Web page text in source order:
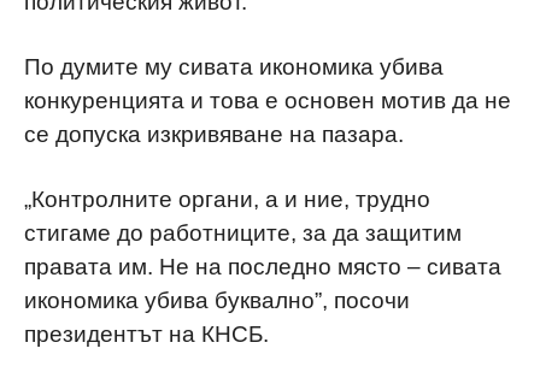
По думите му сивата икономика убива
конкуренцията и това е основен мотив да не
се допуска изкривяване на пазара.
„Контролните органи, а и ние, трудно
стигаме до работниците, за да защитим
правата им. Не на последно място – сивата
икономика убива буквално”, посочи
президентът на КНСБ.